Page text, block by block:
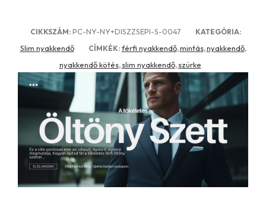
CIKKSZÁM: PC-NY-NY+DISZZSEPI-S-0047 KATEGÓRIA:
Slim nyakkendő CÍMKÉK: férfi nyakkendő,mintás,nyakkendő,
nyakkendő kötés, slim nyakkendő, szürke